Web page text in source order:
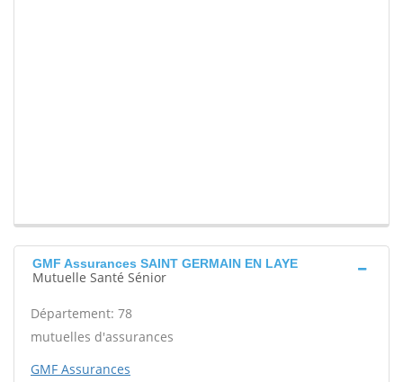
GMF Assurances SAINT GERMAIN EN LAYE
Mutuelle Santé Sénior
Département: 78
mutuelles d'assurances
GMF Assurances